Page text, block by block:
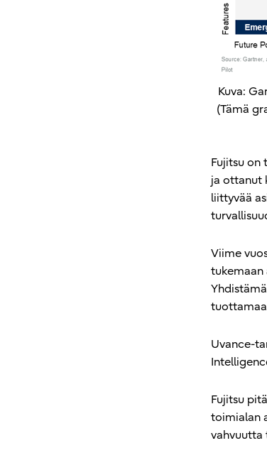
Kuva:
(Tämä
Fujitsu on
ja ottanut
liittyvää
Viime
tukemaan
Uvance-
Fujitsu
toimialan
vahvuutta